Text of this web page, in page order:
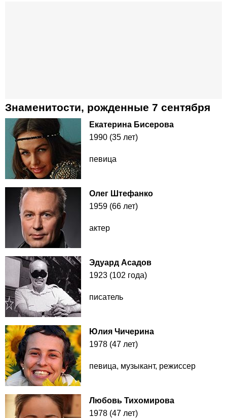
Знаменитости, рожденные 7 сентября
Екатерина Бисерова
1990 (35 лет)
певица
Олег Штефанко
1959 (66 лет)
актер
Эдуард Асадов
1923 (102 года)
писатель
Юлия Чичерина
1978 (47 лет)
певица, музыкант, режиссер
Любовь Тихомирова
1978 (47 лет)